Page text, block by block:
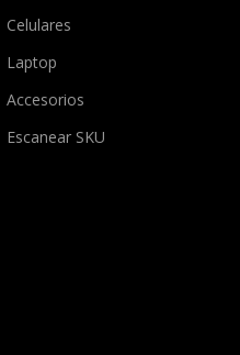
Celulares
Laptop
Accesorios
Escanear SKU